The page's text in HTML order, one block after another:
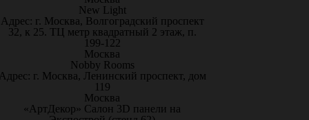
New Light
Адрес: г. Москва, Волгоградский проспект
32, к 25. ТЦ метр квадратный 2 этаж, п.
199-122
Москва
Nobby Rooms
г. Москва, Ленинский проспект, дом
119
Москва
«АртДекор» Салон 3D панели на